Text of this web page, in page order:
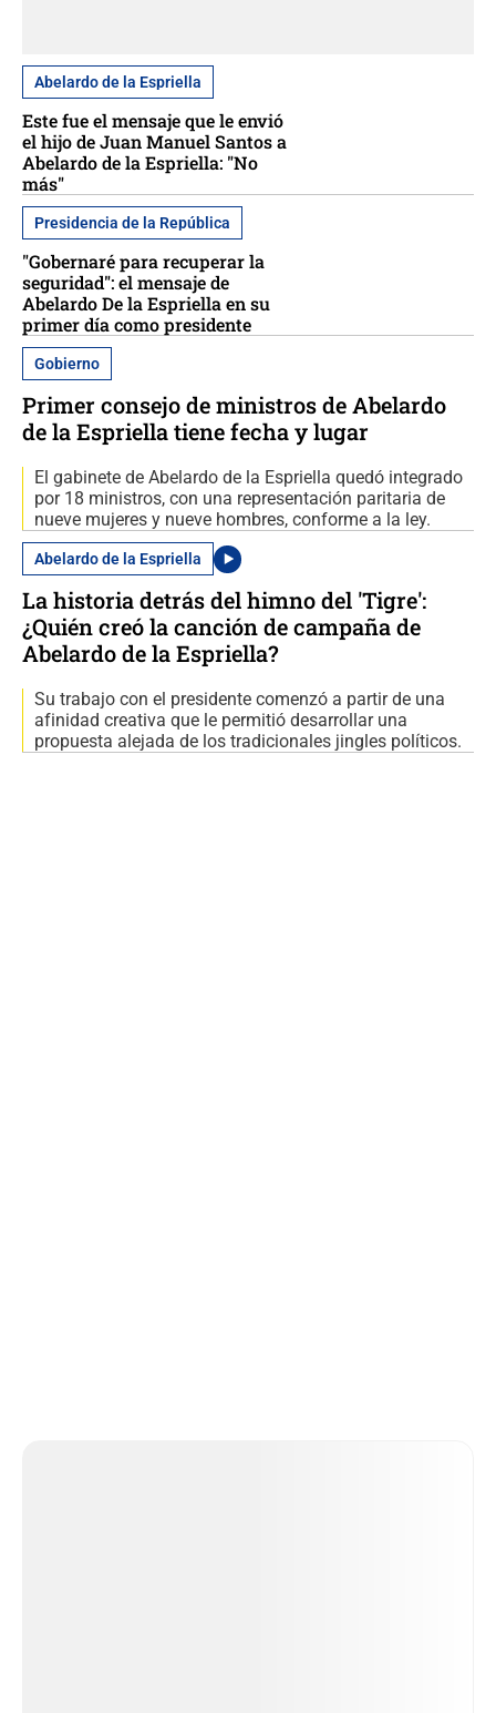
Abelardo de la Espriella
Este fue el mensaje que le envió
el hijo de Juan Manuel Santos a
Abelardo de la Espriella: "No
más"
Presidencia de la República
"Gobernaré para recuperar la
seguridad": el mensaje de
Abelardo De la Espriella en su
primer día como presidente
Gobierno
Primer consejo de ministros de Abelardo
de la Espriella tiene fecha y lugar
El gabinete de Abelardo de la Espriella quedó integrado
por 18 ministros, con una representación paritaria de
nueve mujeres y nueve hombres, conforme a la ley.
Abelardo de la Espriella
La historia detrás del himno del 'Tigre':
¿Quién creó la canción de campaña de
Abelardo de la Espriella?
Su trabajo con el presidente comenzó a partir de una
afinidad creativa que le permitió desarrollar una
propuesta alejada de los tradicionales jingles políticos.